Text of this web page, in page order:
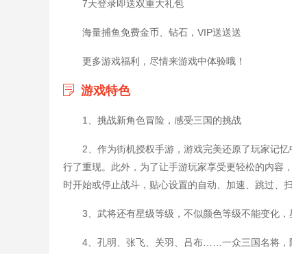
7天登录即送双重大礼包
海量捕鱼免费金币、钻石，VIP送送送
更多游戏福利，尽情来游戏中体验哦！
游戏特色
1、挑战新角色冒险，感受三国的挑战
2、作为街机授权手游，游戏完美还原了玩家记
行了重现。此外，为了让手游玩家享受更轻松的内容
时开始或停止战斗，贴心设置的自动、加速、跳过、
3、武将还有星级等级，不似颜色等级不能变化
4、孔明、张飞、关羽、吕布……一众三国名将，